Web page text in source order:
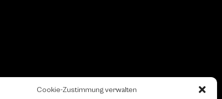
Cookie-Zustimmung verwalten